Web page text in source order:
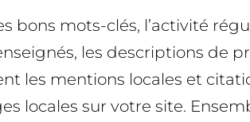
bons mots-clés, l’activité
les descriptions de
les mentions locales et
locales sur votre site.